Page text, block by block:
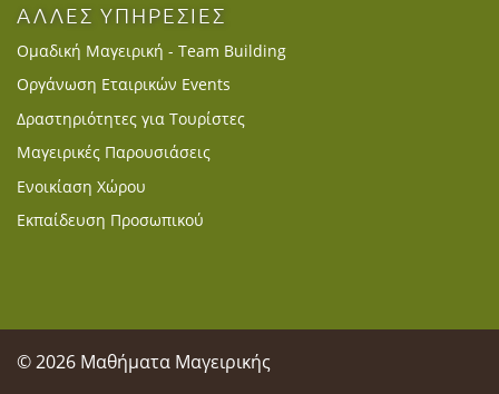
ΑΛΛΕΣ ΥΠΗΡΕΣΙΕΣ
Ομαδική Μαγειρική - Team Building
Οργάνωση Εταιρικών Events
Δραστηριότητες για Τουρίστες
Μαγειρικές Παρουσιάσεις
Ενοικίαση Χώρου
Εκπαίδευση Προσωπικού
© 2026 Μαθήματα Μαγειρικής